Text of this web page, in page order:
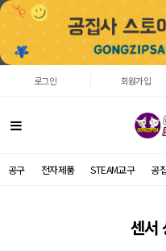
로그인 회원가입
공구 전자제품 STEAM교구 공
센서